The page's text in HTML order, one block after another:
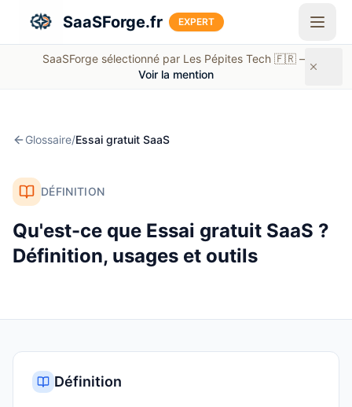
Aller au contenu principal
SaaSForge.fr EXPERT
SaaSForge sélectionné par Les Pépites Tech 🇫🇷 —
Voir la mention
Glossaire/Essai gratuit SaaS
DÉFINITION
Qu'est-ce que Essai gratuit SaaS ?
Définition, usages et outils
Définition